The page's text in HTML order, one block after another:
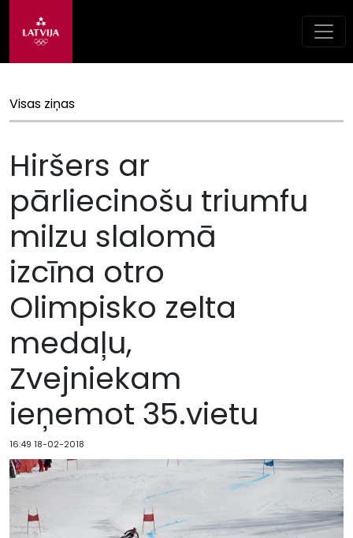
Visas ziņas
Hiršers ar
pārliecinošu triumfu
milzu slalomā
izcīna otro
Olimpisko zelta
medaļu,
Zvejniekam
ieņemot 35.vietu
16:49 18-02-2018